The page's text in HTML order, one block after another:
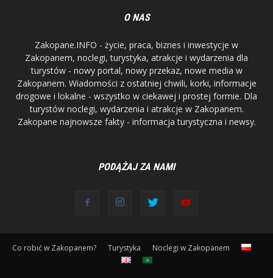
O NAS
Zakopane.INFO - życie, praca, biznes i inwestycje w
Zakopanem, noclegi, turystyka, atrakcje i wydarzenia dla
turystów - nowy portal, nowy przekaz, nowe media w
Zakopanem. Wiadomości z ostatniej chwili, korki, informacje
drogowe i lokalne - wszystko w ciekawej i prostej formie. Dla
turystów noclegi, wydarzenia i atrakcje w Zakopanem.
Zakopane najnowsze fakty - informacja turystyczna i newsy.
PODĄŻAJ ZA NAMI
Co robić w Zakopanem? Turystyka Noclegi w Zakopanem